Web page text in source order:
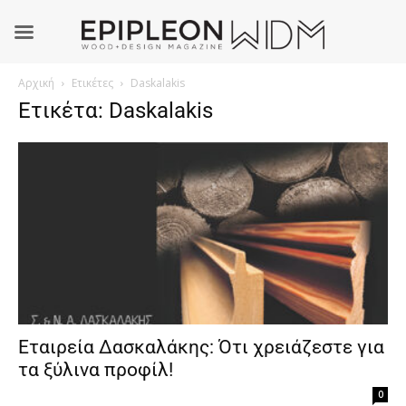
Αρχική Ετικέτες Daskalakis
Ετικέτα: Daskalakis
Εταιρεία Δασκαλάκης: Ότι χρειάζεστε για
τα ξύλινα προφίλ!
0